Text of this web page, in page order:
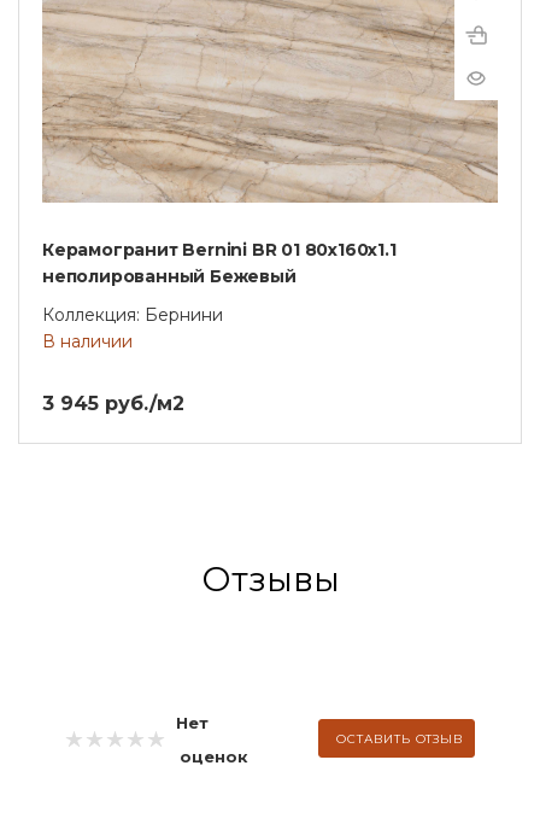
Керамогранит Bernini BR 01 80x160x1.1
неполированный Бежевый
Коллекция: Бернини
В наличии
3 945 руб./м2
Отзывы
Нет
оценок
ОСТАВИТЬ ОТЗЫВ